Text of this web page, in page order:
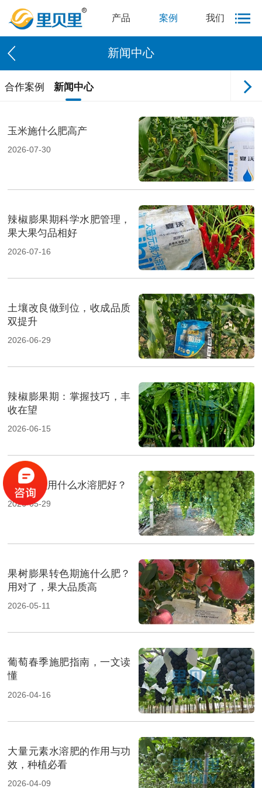
产品 案例 我们
新闻中心
合作案例 新闻中心
玉米施什么肥高产
2026-07-30
辣椒膨果期科学水肥管理，
果大果匀品相好
2026-07-16
土壤改良做到位，收成品质
双提升
2026-06-29
辣椒膨果期：掌握技巧，丰
收在望
2026-06-15
葡萄种植用什么水溶肥好？
2026-05-29
果树膨果转色期施什么肥？
用对了，果大品质高
2026-05-11
葡萄春季施肥指南，一文读
懂
2026-04-16
大量元素水溶肥的作用与功
效，种植必看
2026-04-09